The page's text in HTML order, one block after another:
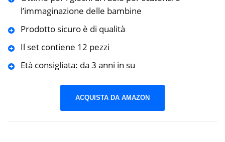
l’immaginazione delle bambine
Prodotto sicuro è di qualità
Il set contiene 12 pezzi
Età consigliata: da 3 anni in su
ACQUISTA DA AMAZON